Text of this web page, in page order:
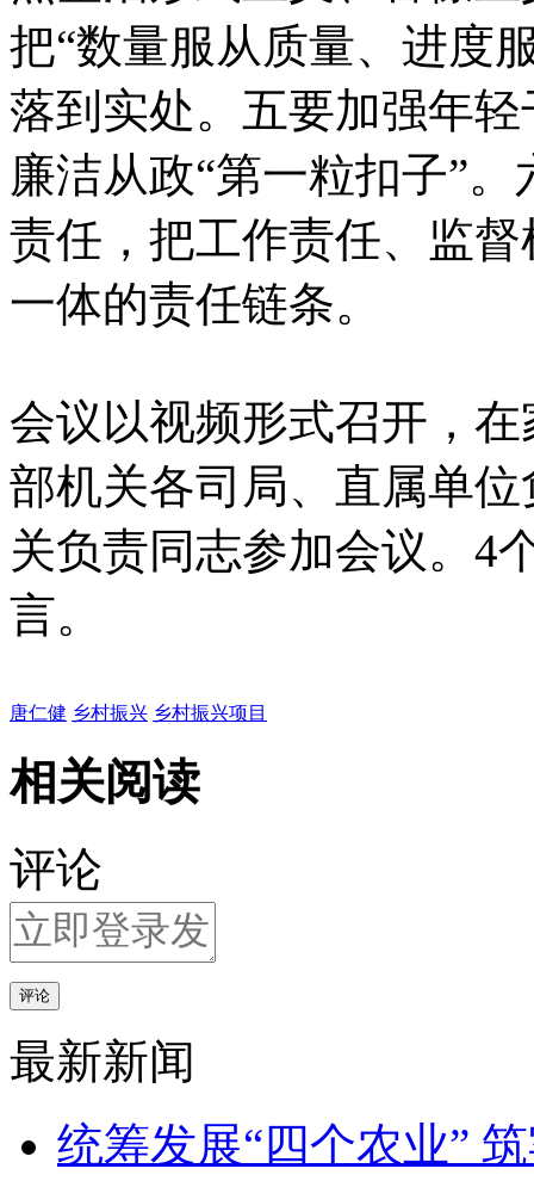
把“数量服从质量、进度
落到实处。五要加强年
廉洁从政“第一粒扣子”
责任，把工作责任、监
一体的责任链条。
会议以视频形式召开，
部机关各司局、直属单
关负责同志参加会议。4
言。
唐仁健 乡村振兴 乡村振兴项目
相关阅读
评论
评论
最新新闻
统筹发展“四个农业”